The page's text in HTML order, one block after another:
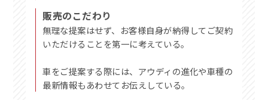
販売のこだわり
無理な提案はせず、お客様自身が納得してご契約
いただけることを第一に考えている。
車をご提案する際には、アウディの進化や車種の
最新情報もあわせてお伝えしている。